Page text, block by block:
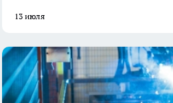
13 июля